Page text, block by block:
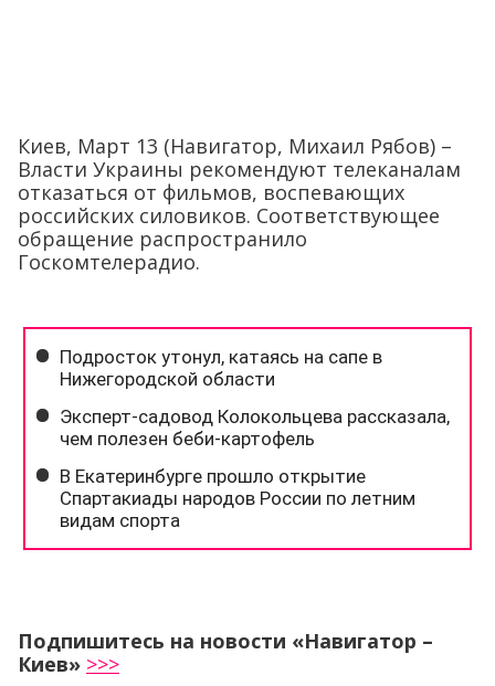
Киев, Март 13 (Навигатор, Михаил Рябов) –
Власти Украины рекомендуют телеканалам
отказаться от фильмов, воспевающих
российских силовиков. Соответствующее
обращение распространило
Госкомтелерадио.
Подпишитесь на новости «Навигатор –
Киев» >>>